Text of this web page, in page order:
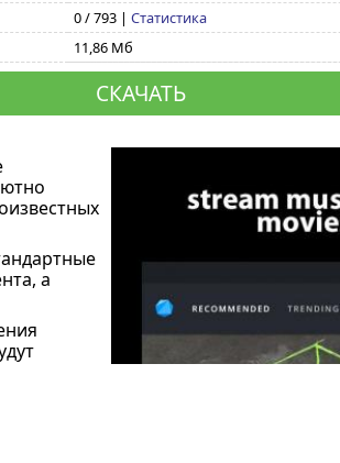
0 / 793 | Статистика
11,86 Мб
СКАЧАТЬ
а